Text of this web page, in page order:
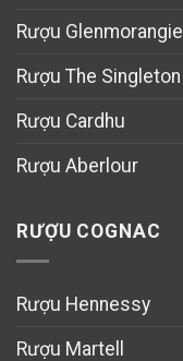
Rượu Glenmorangie
Rượu The Singleton
Rượu Cardhu
Rượu Aberlour
RƯỢU COGNAC
Rượu Hennessy
Rượu Martell